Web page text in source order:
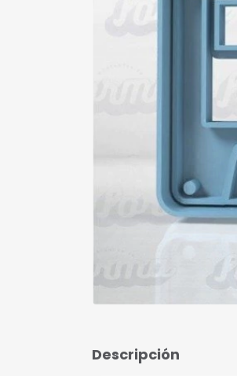
Descripción